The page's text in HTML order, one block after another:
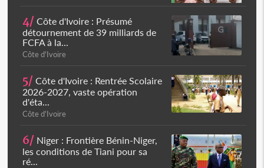
4/ Côte d'Ivoire : Présumé
détournement de 39 milliards de
FCFA à la...
Côte d'Ivoire
5/ Côte d'Ivoire : Rentrée Scolaire
2026-2027, vaste opération
d'éta...
Côte d'Ivoire
6/ Niger : Frontière Bénin-Niger,
les conditions de Tiani pour sa
ré...